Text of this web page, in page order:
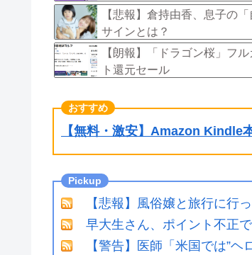
【悲報】倉持由香、息子の
サインとは？
【朗報】「ドラゴン桜」フ
ト還元セール
【無料・激安】Amazon Kindle
【悲報】風俗嬢と旅行に行
早大生さん、ポイント不正
【警告】医師「米国では”